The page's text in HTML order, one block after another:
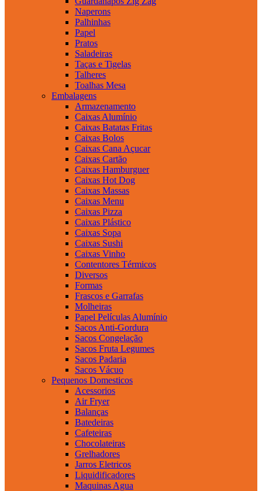
Naperons
Palhinhas
Papel
Pratos
Saladeiras
Taças e Tigelas
Talheres
Toalhas Mesa
Embalagens
Armazenamento
Caixas Alumínio
Caixas Batatas Fritas
Caixas Bolos
Caixas Cana Açucar
Caixas Cartão
Caixas Hamburguer
Caixas Hot Dog
Caixas Massas
Caixas Menu
Caixas Pizza
Caixas Plástico
Caixas Sopa
Caixas Sushi
Caixas Vinho
Contentores Térmicos
Diversos
Formas
Frascos e Garrafas
Molheiras
Papel Películas Alumínio
Sacos Anti-Gordura
Sacos Congelação
Sacos Fruta Legumes
Sacos Padaria
Sacos Vácuo
Pequenos Domesticos
Acessorios
Air Fryer
Balanças
Batedeiras
Cafeteiras
Chocolateiras
Grelhadores
Jarros Eletricos
Liquidificadores
Maquinas Agua